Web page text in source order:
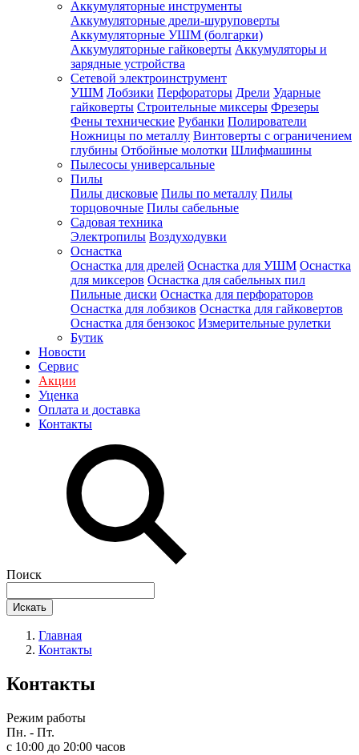
Аккумуляторные инструменты
Аккумуляторные дрели-шуруповерты
Аккумуляторные УШМ (болгарки)
Аккумуляторные гайковерты Аккумуляторы и
зарядные устройства
Сетевой электроинструмент
УШМ Лобзики Перфораторы Дрели Ударные
гайковерты Строительные миксеры Фрезеры
Фены технические Рубанки Полирователи
Ножницы по металлу Винтоверты с ограничением
глубины Отбойные молотки Шлифмашины
Пылесосы универсальные
Пилы
Пилы дисковые Пилы по металлу Пилы
торцовочные Пилы сабельные
Садовая техника
Электропилы Воздуходувки
Оснастка
Оснастка для дрелей Оснастка для УШМ Оснастка
для миксеров Оснастка для сабельных пил
Пильные диски Оснастка для перфораторов
Оснастка для лобзиков Оснастка для гайковертов
Оснастка для бензокос Измерительные рулетки
Бутик
Новости
Сервис
Акции
Уценка
Оплата и доставка
Контакты
Поиск
Искать
Главная
Контакты
Контакты
Режим работы
Пн. - Пт.
c 10:00 до 20:00 часов